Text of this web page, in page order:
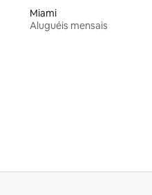
Miami
Aluguéis mensais